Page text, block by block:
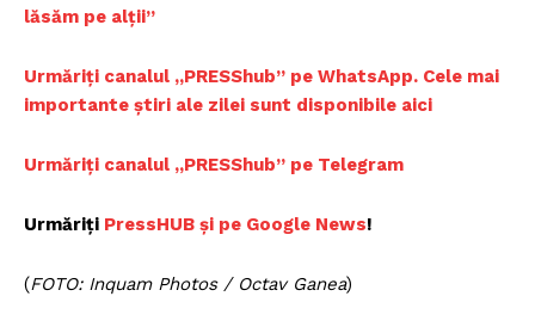
lăsăm pe alții”
Urmăriți canalul „PRESShub” pe WhatsApp. Cele mai
importante știri ale zilei sunt disponibile aici
Urmăriți canalul „PRESShub” pe Telegram
Urmăriți PressHUB și pe Google News!
(FOTO: Inquam Photos / Octav Ganea)